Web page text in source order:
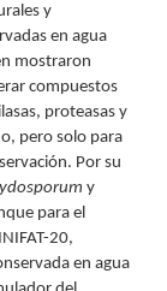
y
en agua
mostraron
compuestos
proteasas y
pero solo para
Por su
y
para el
20,
en agua